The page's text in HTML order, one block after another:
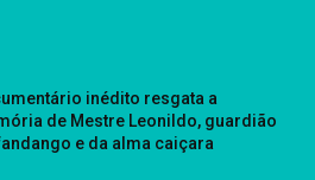
inédito resgata a
de Mestre Leonildo, guardião
e da alma caiçara